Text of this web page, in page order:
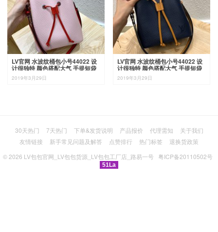
LV官网 水波纹桶包小号44022 设
计很独特 颜色搭配大气 手提短袋
可以拆卸
2019年3月29日
LV官网 水波纹桶包小号44022 设
计很独特 颜色搭配大气 手提短袋
可以拆卸
2019年3月29日
30天热门 7天热门 下单&发货说明 产品报价 代理需知
关于我们
友情链接
新手常见问题及解答 点赞排行 热门标签
退换货政策
© 2026 LV包包官网_LV包包货源_LV包包工厂店_路易一号 粤ICP备20110502号
51La